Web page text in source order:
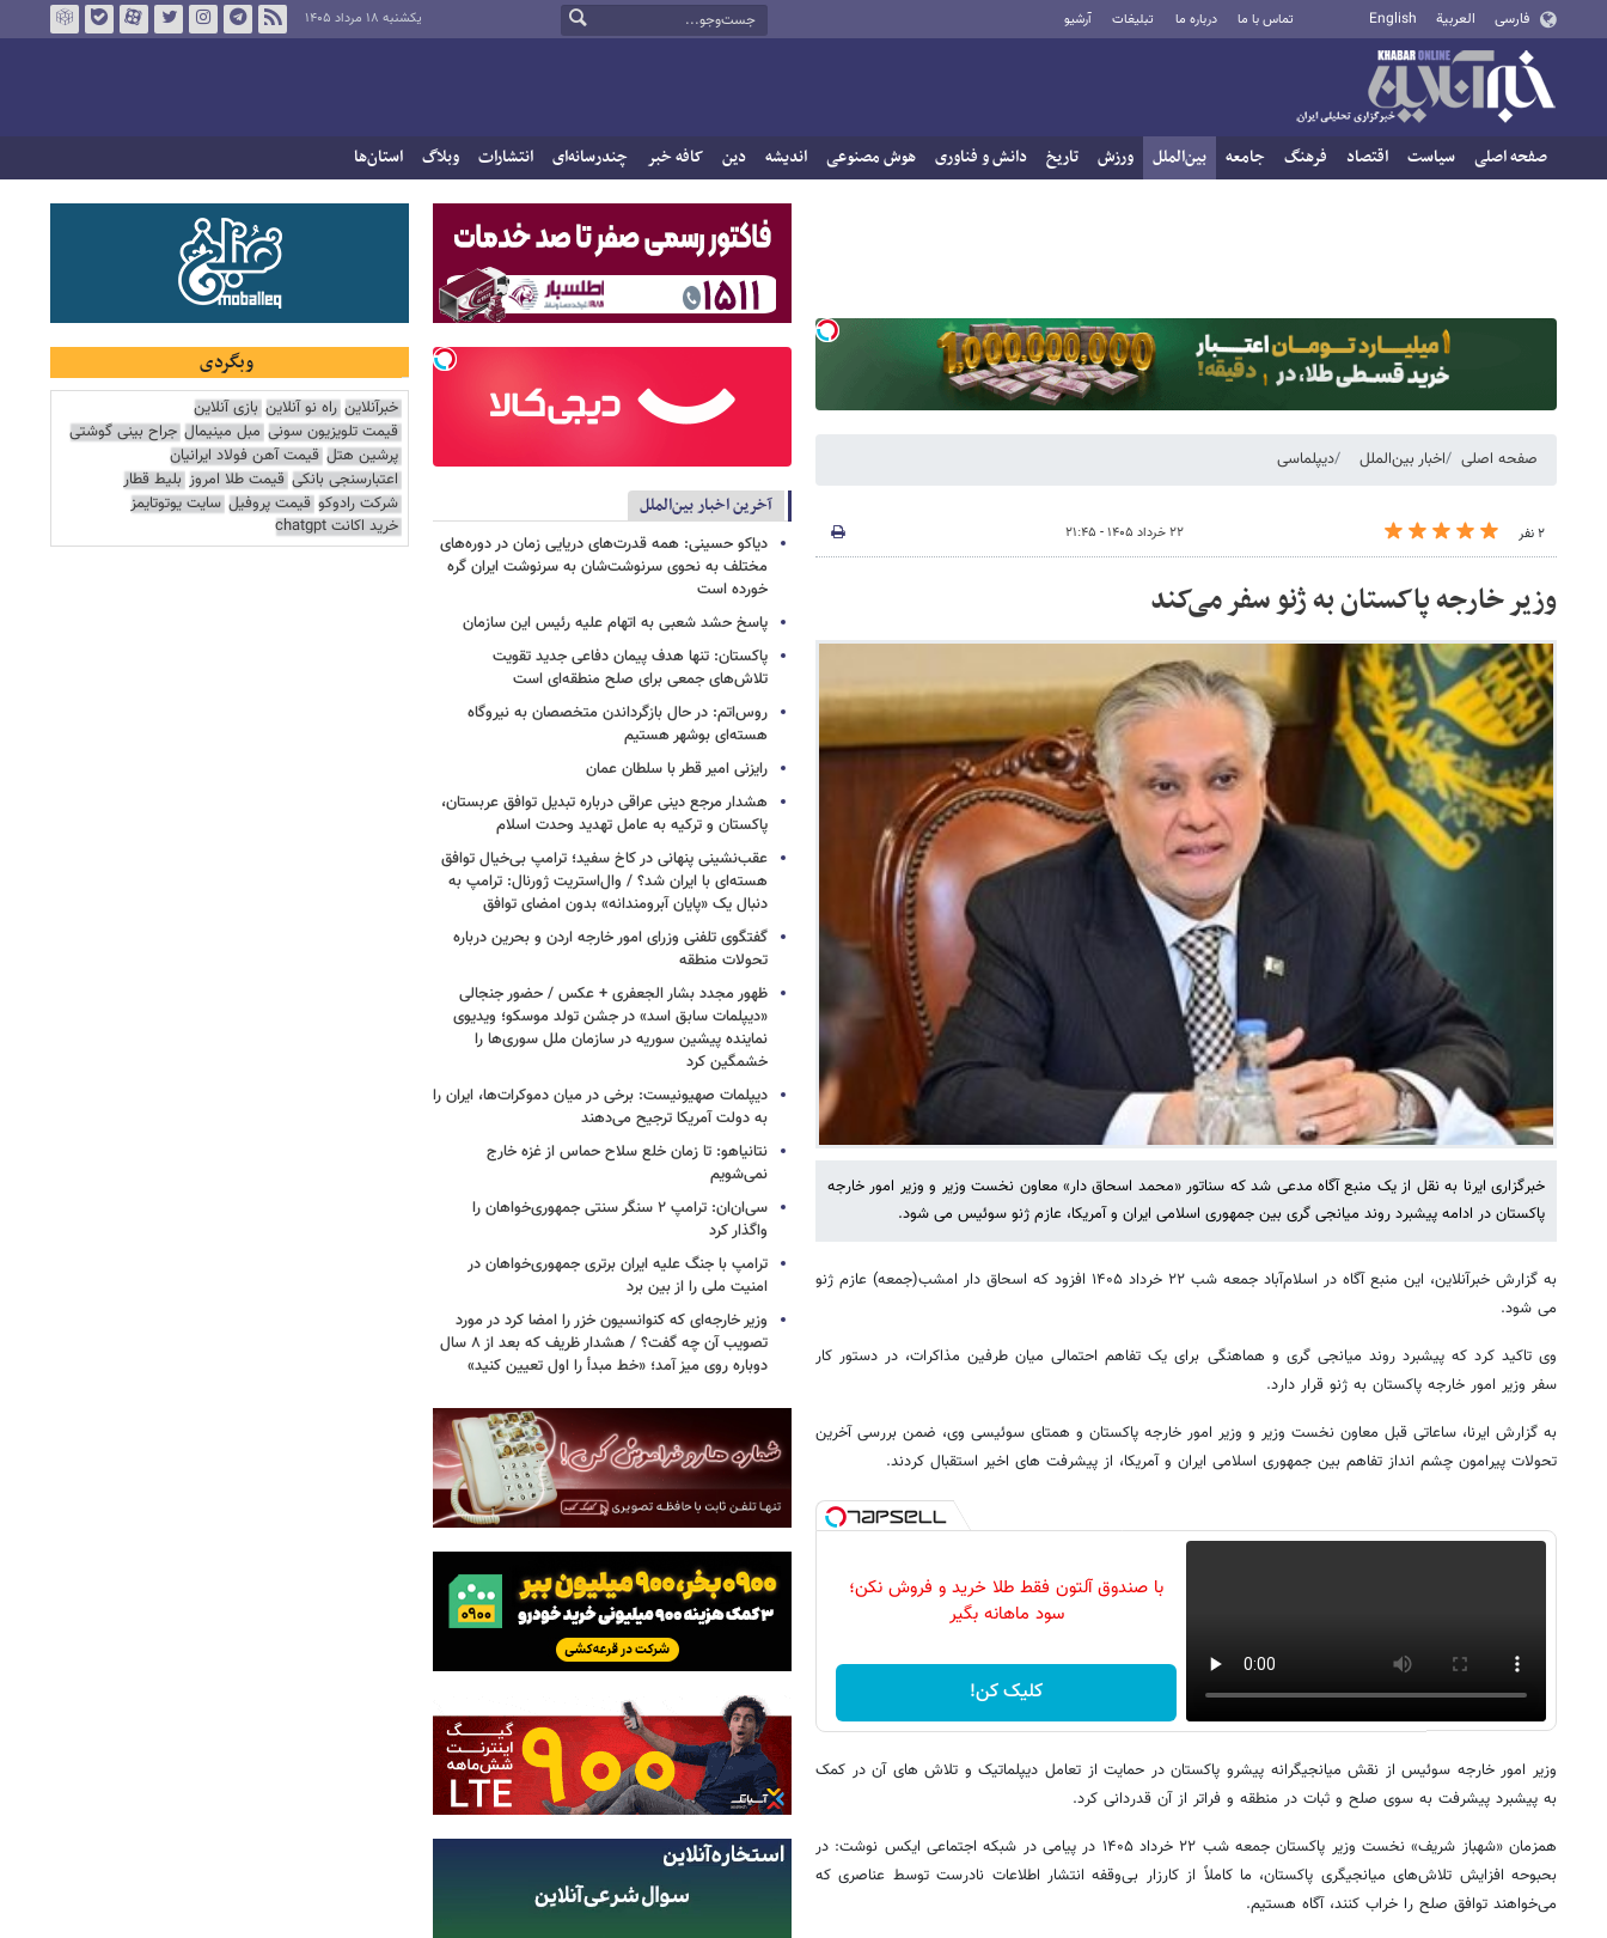
فارسی العربية English تماس با ما درباره ما تبلیغات آرشیو یکشنبه ۱۸ مرداد ۱۴۰۵
صفحه اصلی سیاست اقتصاد فرهنگ جامعه بین‌الملل ورزش تاریخ دانش و فناوری هوش مصنوعی اندیشه دین کافه خبر چندرسانه‌ای انتشارات وبلاگ استان‌ها
صفحه اصلی اخبار بین‌الملل دیپلماسی
۲ نفر ۲۲ خرداد ۱۴۰۵ - ۲۱:۴۵
وزیر خارجه پاکستان به ژنو سفر می‌کند
خبرگزاری ایرنا به نقل از یک منبع آگاه مدعی شد که سناتور «محمد اسحاق دار» معاون نخست وزیر و وزیر امور خارجه
پاکستان در ادامه پیشبرد روند میانجی گری بین جمهوری اسلامی ایران و آمریکا، عازم ژنو سوئیس می شود.
به گزارش خبرآنلاین، این منبع آگاه در اسلام‌آباد جمعه شب ۲۲ خرداد ۱۴۰۵ افزود ‌که اسحاق دار امشب(جمعه) عازم ژنو
می شود.
وی تاکید کرد ‌که پیشبرد روند میانجی گری و هماهنگی برای یک تفاهم احتمالی میان طرفین مذاکرات، در دستور کار
سفر وزیر امور خارجه پاکستان به ژنو قرار دارد.‌
به گزارش ایرنا، ساعاتی قبل معاون نخست وزیر و وزیر امور خارجه پاکستان و همتای سوئیسی وی، ضمن بررسی آخرین
تحولات پیرامون چشم انداز تفاهم بین جمهوری اسلامی ایران و آمریکا، از پیشرفت های اخیر استقبال کردند.
با صندوق آلتون فقط طلا خرید و فروش نکن؛
سود ماهانه بگیر
کلیک کن!
وزیر امور خارجه سوئیس از نقش میانجیگرانه پیشرو پاکستان در حمایت از تعامل دیپلماتیک و تلاش های آن در کمک
به پیشبرد پیشرفت به سوی صلح و ثبات در منطقه و فراتر از آن قدردانی کرد.
همزمان «شهباز شریف» نخست وزیر پاکستان جمعه شب ۲۲ خرداد ۱۴۰۵ در پیامی در شبکه اجتماعی ایکس نوشت: در
بحبوحه افزایش تلاش‌های میانجیگری پاکستان، ما کاملاً از کارزار بی‌وقفه انتشار اطلاعات نادرست توسط عناصری که
می‌خواهند توافق صلح را خراب کنند، آگاه هستیم.
آخرین اخبار بین‌الملل
دیاکو حسینی: همه قدرت‌های دریایی زمان در دوره‌های
مختلف به نحوی سرنوشت‌شان به سرنوشت ایران گره
خورده است
پاسخ حشد شعبی به اتهام‌ علیه رئیس این سازمان
پاکستان: تنها هدف پیمان دفاعی جدید تقویت
تلاش‌های جمعی برای صلح منطقه‌ای است
روس‌اتم: در حال بازگرداندن متخصصان به نیروگاه
هسته‌ای بوشهر هستیم
رایزنی امیر قطر با سلطان عمان
هشدار مرجع دینی عراقی درباره تبدیل توافق عربستان،
پاکستان و ترکیه به عامل تهدید وحدت اسلام
عقب‌نشینی پنهانی در کاخ سفید؛ ترامپ بی‌خیال توافق
هسته‌ای با ایران شد؟ / وال‌استریت ژورنال: ترامپ به
دنبال یک «پایان آبرومندانه» بدون امضای توافق
گفتگوی تلفنی وزرای امور خارجه اردن و بحرین درباره
تحولات منطقه
ظهور مجدد بشار الجعفری + عکس / حضور جنجالی
«دیپلمات سابق اسد» در جشن تولد موسکو؛ ویدیوی
نماینده پیشین سوریه در سازمان ملل سوری‌ها را
خشمگین کرد
دیپلمات صهیونیست: برخی در میان دموکرات‌ها، ایران را
به دولت آمریکا ترجیح می‌دهند
نتانیاهو: تا زمان خلع سلاح حماس از غزه خارج
نمی‌شویم
سی‌ان‌ان: ترامپ ۲ سنگر سنتی جمهوری‌خواهان را
واگذار کرد
ترامپ با جنگ علیه ایران برتری جمهوری‌خواهان در
امنیت ملی را از بین برد
وزیر خارجه‌ای که کنوانسیون خزر را امضا کرد در مورد
تصویب آن چه گفت؟ / هشدار ظریف که بعد از ۸ سال
دوباره روی میز آمد؛ «خط مبدأ را اول تعیین کنید»
وبگردی
خبرآنلاین راه نو آنلاین بازی آنلاین
قیمت تلویزیون سونی مبل مینیمال جراح بینی گوشتی
پرشین هتل قیمت آهن فولاد ایرانیان
اعتبارسنجی بانکی قیمت طلا امروز بلیط قطار
شرکت رادوکو قیمت پروفیل سایت یوتوتایمز
خرید اکانت chatgpt